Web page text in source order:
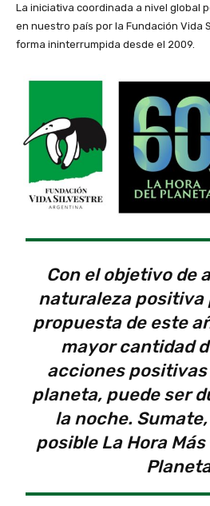
La iniciativa coordinada a nivel global
en nuestro país por la Fundación Vida
forma ininterrumpida desde el 2009.
Con el objetivo de
naturaleza positiva
propuesta de este
mayor cantidad
acciones
planeta, puede ser
la noche.
posible La Hora